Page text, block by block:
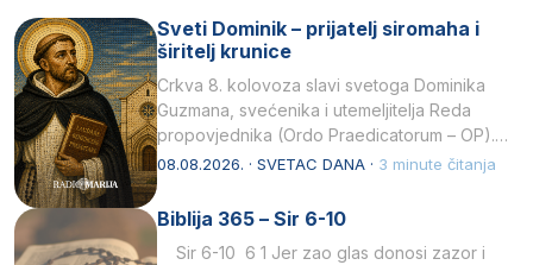
Sveti Dominik – prijatelj siromaha i
širitelj krunice
Crkva 8. kolovoza slavi svetoga Dominika
Guzmana, svećenika i utemeljitelja Reda
propovjednika (Ordo Praedicatorum – OP).
Svojim životom, dubokom ljubavlju prema
08.08.2026. · SVETAC DANA · 3 minute čitanja
Biblija 365 – Sir 6-10
Sir 6-10 6 1 Jer zao glas donosi zazor i